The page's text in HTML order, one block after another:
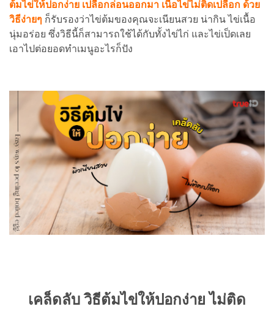
ต้มไข่ให้ปอกง่าย เปลือกล่อนออกมา เนื้อไข่ไม่ติดเปลือก ด้วย
วิธีง่ายๆ ก็รับรองว่าไข่ต้มของคุณจะเนียนสวย น่ากิน ไข่เนื้อ
นุ่มอร่อย ซึ่งวิธีนี้ก็สามารถใช้ได้กับทั้งไข่ไก่ และไข่เป็ดเลย
เอาไปต่อยอดทำเมนูอะไรก็ปัง
เคล็ดลับ วิธีต้มไข่ให้ปอกง่าย ไม่ติด